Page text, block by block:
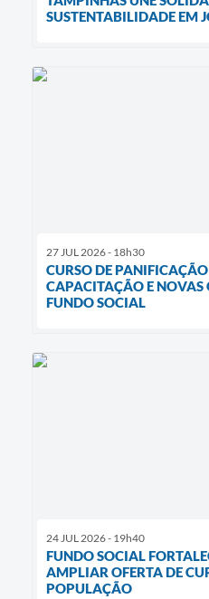
SUSTENTABILIDADE EM
27 JUL 2026 - 18h30
CURSO DE
CAPACITAÇÃO E
FUNDO SOCIAL
24 JUL 2026 - 19h40
FUNDO SOCIAL
AMPLIAR OFERTA DE
POPULAÇÃO